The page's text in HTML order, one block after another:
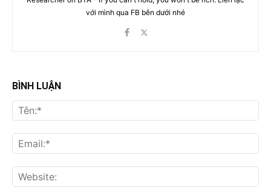
với mình qua FB bên dưới nhé
BÌNH LUẬN